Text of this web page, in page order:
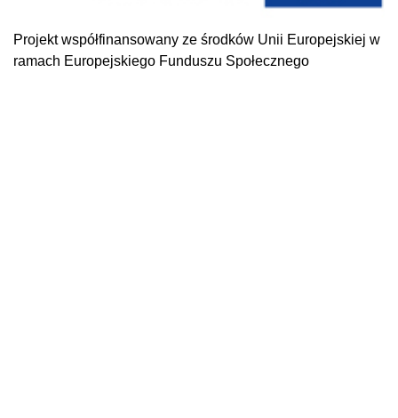
Projekt współfinansowany ze środków Unii Europejskiej w
ramach Europejskiego Funduszu Społecznego